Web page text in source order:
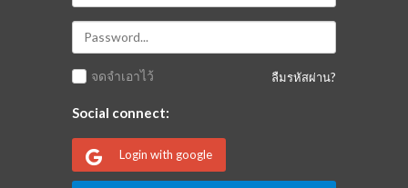
ลืมรหัสผ่าน?
จดจำเอาไว้
Social connect:
Login with google